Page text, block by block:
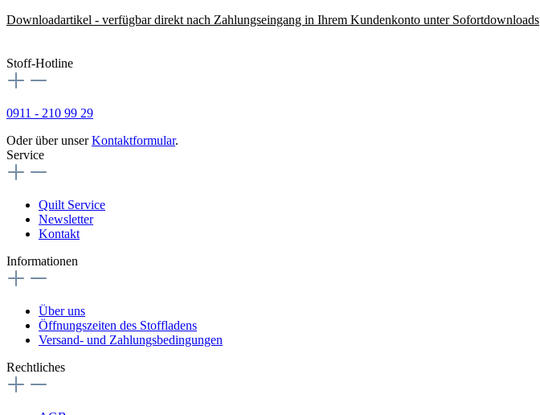
Downloadartikel - verfügbar direkt nach Zahlungseingang in Ihrem Kundenkonto unter Sofortdownloads
Stoff-Hotline
0911 - 210 99 29
Oder über unserKontaktformular.
Service
Quilt Service
Newsletter
Kontakt
Informationen
Über uns
Öffnungszeiten des Stoffladens
Versand- und Zahlungsbedingungen
Rechtliches